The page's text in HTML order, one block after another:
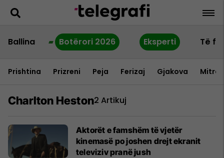
Ballina Botërori 2026 Eksperti Të
Prishtina Prizreni Peja Ferizaj Gjakova
Charlton Heston2 Artikuj
Aktorët e famshëm të vjetër
kinemasë po joshen drejt ekranit
televiziv pranë jush